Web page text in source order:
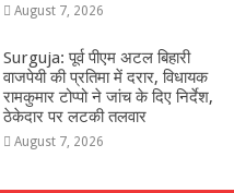
August 7, 2026
Surguja: पूर्व पीएम अटल बिहारी
वाजपेयी की प्रतिमा में दरार, विधायक
रामकुमार टोप्पो ने जांच के दिए निर्देश,
ठेकेदार पर लटकी तलवार
August 7, 2026